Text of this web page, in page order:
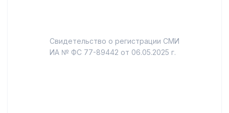
Свидетельство о регистрации СМИ
ИА № ФС 77-89442 от 06.05.2025 г.